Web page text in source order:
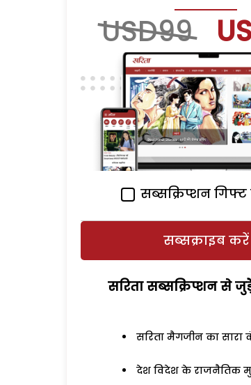
USD99
सब्सक्रिप्शन
सब्सक्राइब करें
सरिता सब्सक्रिप्शन से
सरिता मैगजीन का सारा
देश विदेश के राजनैतिक